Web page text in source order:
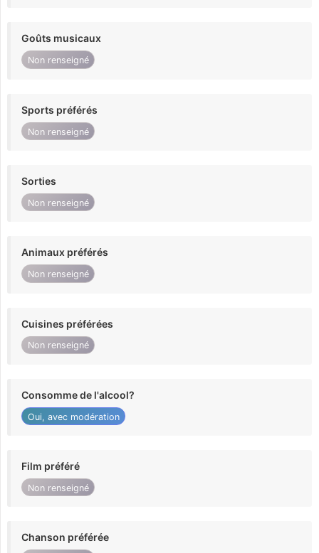
Goûts musicaux
Non renseigné
Sports préférés
Non renseigné
Sorties
Non renseigné
Animaux préférés
Non renseigné
Cuisines préférées
Non renseigné
Consomme de l'alcool?
Oui, avec modération
Film préféré
Non renseigné
Chanson préférée